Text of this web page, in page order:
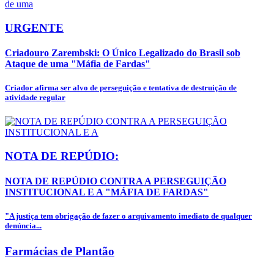
URGENTE
Criadouro Zarembski: O Único Legalizado do Brasil sob
Ataque de uma "Máfia de Fardas"
Criador afirma ser alvo de perseguição e tentativa de destruição de
atividade regular
NOTA DE REPÚDIO:
NOTA DE REPÚDIO CONTRA A PERSEGUIÇÃO
INSTITUCIONAL E A "MÁFIA DE FARDAS"
"A justiça tem obrigação de fazer o arquivamento imediato de qualquer
denúncia...
Farmácias de Plantão